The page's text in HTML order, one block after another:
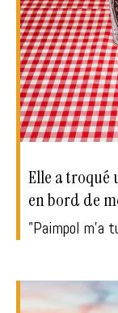
Elle a troqué
en bord de
"Paimpol m'a